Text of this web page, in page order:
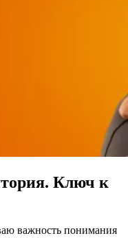
Ключ к
важность понимания